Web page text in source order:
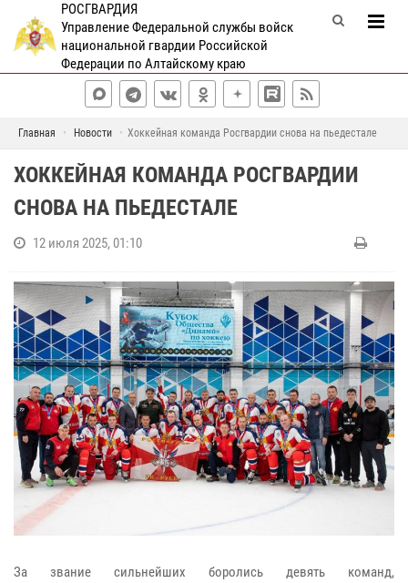
РОСГВАРДИЯ
Управление Федеральной службы войск
национальной гвардии Российской
Федерации по Алтайскому краю
Главная Новости Хоккейная команда Росгвардии снова на пьедестале
ХОККЕЙНАЯ КОМАНДА РОСГВАРДИИ
СНОВА НА ПЬЕДЕСТАЛЕ
12 июля 2025, 01:10
За звание сильнейших боролись девять команд,